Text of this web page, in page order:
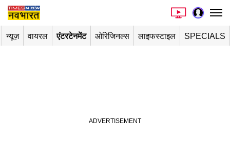
न्यूज़ वायरल एंटरटेनमेंट ओरिजिनल्स लाइफस्टाइल SPECIALS